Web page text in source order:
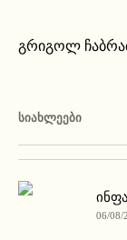
გრიგოლ
ᲡᲘᲐᲮᲚᲔᲔᲑᲘ
06/08/